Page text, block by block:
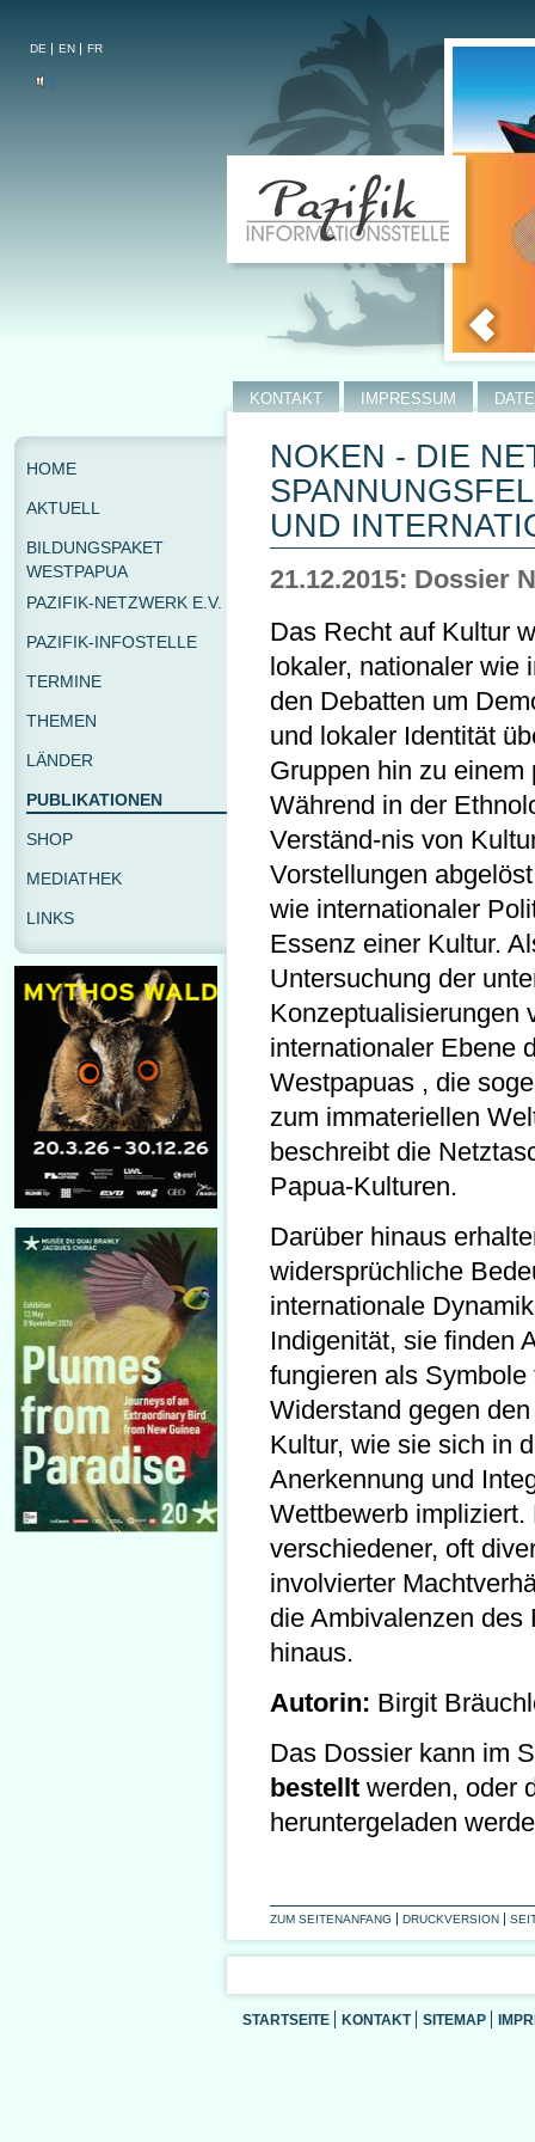
DE EN FR
NOKEN - DIE
UND
21.12.2015: Dossier
Das Recht auf Kultur
lokaler, nationaler wie
den Debatten um
und lokaler Identität
Gruppen hin zu
Während in der
Verständ-nis von
Vorstellungen
wie internationaler
Essenz einer Kultur.
Untersuchung der
Konzeptualisierungen
internationaler Ebene
Westpapuas , die
zum immateriellen
beschreibt die
Papua-Kulturen.
Darüber hinaus
widersprüchliche
internationale
Indigenität, sie finden
fungieren als
Widerstand gegen
Kultur, wie sie sich in
Anerkennung und
Wettbewerb
verschiedener, oft
involvierter
die Ambivalenzen des
hinaus.
Autorin: Birgit
Das Dossier kann im
bestellt werden, oder
heruntergeladen
ZUM SEITENANFANG DRUCKVERSION
STARTSEITE KONTAKT SITEMAP
KONTAKT IMPRESSUM
HOME
AKTUELL
BILDUNGSPAKET
WESTPAPUA
PAZIFIK-NETZWERK E.V.
PAZIFIK-INFOSTELLE
TERMINE
THEMEN
LÄNDER
PUBLIKATIONEN
SHOP
MEDIATHEK
LINKS